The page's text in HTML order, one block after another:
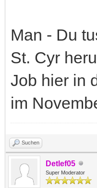
Man - Du
St. Cyr
Job hier in
im
Suchen
Detlef05
Super Moderator